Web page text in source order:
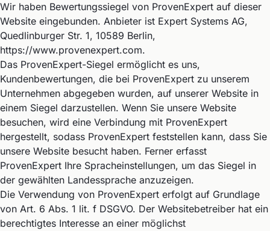
Wir haben Bewertungssiegel von ProvenExpert auf dieser
Website eingebunden. Anbieter ist Expert Systems AG,
Quedlinburger Str. 1, 10589 Berlin,
https://www.provenexpert.com.
Das ProvenExpert-Siegel ermöglicht es uns,
Kundenbewertungen, die bei ProvenExpert zu unserem
Unternehmen abgegeben wurden, auf unserer Website in
einem Siegel darzustellen. Wenn Sie unsere Website
besuchen, wird eine Verbindung mit ProvenExpert
hergestellt, sodass ProvenExpert feststellen kann, dass Sie
unsere Website besucht haben. Ferner erfasst
ProvenExpert Ihre Spracheinstellungen, um das Siegel in
der gewählten Landessprache anzuzeigen.
Die Verwendung von ProvenExpert erfolgt auf Grundlage
von Art. 6 Abs. 1 lit. f DSGVO. Der Websitebetreiber hat ein
berechtigtes Interesse an einer möglichst